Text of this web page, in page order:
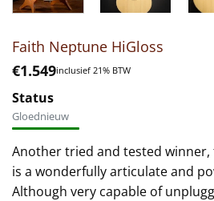
Faith Neptune HiGloss
€1.549inclusief 21% BTW
Status
Gloednieuw
Another tried and tested winner,
is a wonderfully articulate and
Although very capable of